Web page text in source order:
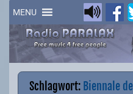
Skip
content
MENU
Schlagwort: Biennale